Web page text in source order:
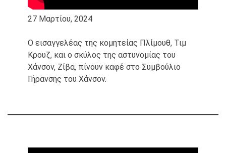
27 Μαρτίου, 2024
Ο εισαγγελέας της κομητείας Πλίμουθ, Τιμ
Κρουζ, και ο σκύλος της αστυνομίας του
Χάνσον, Ζίβα, πίνουν καφέ στο Συμβούλιο
Γήρανσης του Χάνσον.